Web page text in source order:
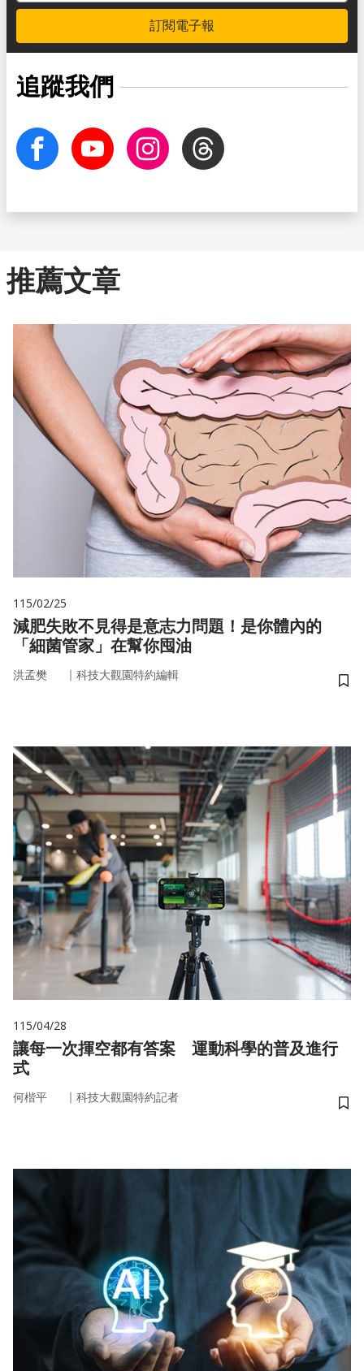
訂閱電子報
追蹤我們
facebook Youtube InstagramThreads
推薦文章
115/02/25
減肥失敗不見得是意志力問題！是你體內的
「細菌管家」在幫你囤油
洪孟樊 ｜ 科技大觀園特約編輯
儲
115/04/28
讓每一次揮空都有答案 運動科學的普及進行
式
何楷平 ｜ 科技大觀園特約記者
儲